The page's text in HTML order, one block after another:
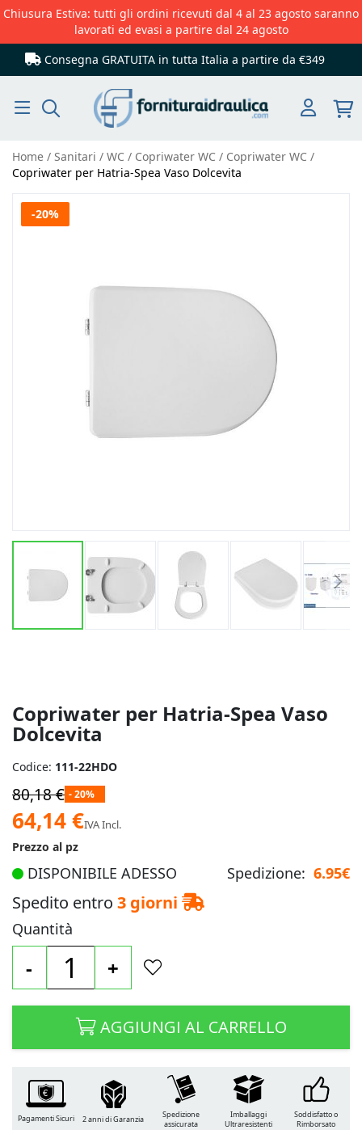
Chiusura Estiva: tutti gli ordini ricevuti dal 4 al 23 agosto saranno
lavorati ed evasi a partire dal 24 agosto
Consegna GRATUITA in tutta Italia a partire da €349
Home Sanitari WC Copriwater WC
Copriwater WC
Copriwater per Hatria-Spea Vaso Dolcevita
Copriwater per Hatria-Spea Vaso
Dolcevita
Vai
-20%
immagini
Codice: 111-22HDO
80,18 € - 20%
Prezzo
speciale
64,14 €IVA Incl.
Prezzo al pz
DISPONIBILE ADESSO Spedizione: 6.95€
Spedito entro 3 giorni
Quantità
- +
AGGIUNGI AL CARRELLO
Pagamenti Sicuri 2 anni di Garanzia
Spedizione
assicurata
Imballaggi
Ultraresistenti
Soddisfatto o
Rimborsato